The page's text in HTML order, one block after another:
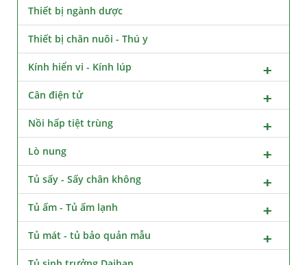
Thiết bị ngành dược
Thiết bị chăn nuôi - Thú y
Kính hiển vi - Kính lúp
Cân điện tử
Nồi hấp tiệt trùng
Lò nung
Tủ sấy - Sấy chân không
Tủ ấm - Tủ ấm lạnh
Tủ mát - tủ bảo quản mẫu